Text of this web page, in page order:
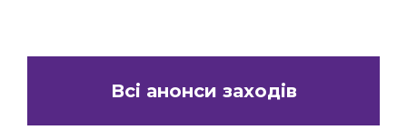
Всі анонси заходів